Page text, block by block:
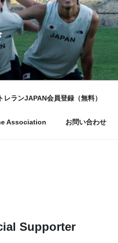
トレランJAPAN会員登録（無料）
Association お問い合わせ
Supporter